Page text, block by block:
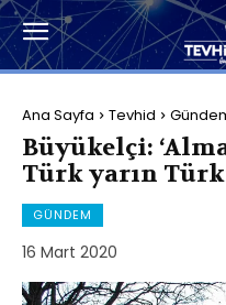
Ana Sayfa Tevhid
Büyükelçi:
Türk yarın
GÜNDEM
16 Mart 2020